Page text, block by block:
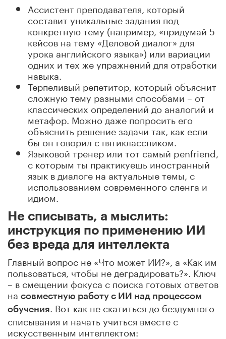
Ассистент преподавателя, который
составит уникальные задания под
конкретную тему (например, «придумай 5
кейсов на тему «Деловой диалог» для
урока английского языка») или вариации
одних и тех же упражнений для отработки
навыка.
Терпеливый репетитор, который объяснит
сложную тему разными способами – от
классических определений до аналогий и
метафор. Можно даже попросить его
объяснить решение задачи так, как если
бы он говорил с пятиклассником.
Языковой тренер или тот самый penfriend,
с которым ты практикуешь иностранный
язык в диалоге на актуальные темы, с
использованием современного сленга и
идиом.
Не списывать, а мыслить:
инструкция по применению ИИ
без вреда для интеллекта
Главный вопрос не «Что может ИИ?», а «Как им
пользоваться, чтобы не деградировать?». Ключ
– в смещении фокуса с поиска готовых ответов
на совместную работу с ИИ над процессом
обучения
. Вот как не скатиться до бездумного
списывания и начать учиться вместе с
искусственным интеллектом: